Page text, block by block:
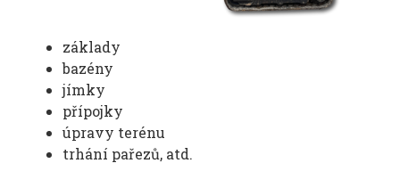
základy
bazény
jímky
přípojky
úpravy terénu
trhání pařezů, atd.